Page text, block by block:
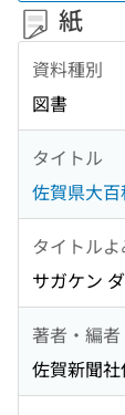
紙
資料種別
図書
タイトル
佐賀県大
タイトルよ
サガケン
著者・編者
佐賀新聞